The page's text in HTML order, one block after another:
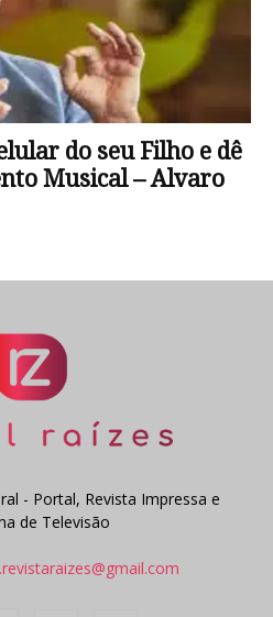
do seu Filho e dê
Musical – Alvaro
- Portal, Revista Impressa e
de Televisão